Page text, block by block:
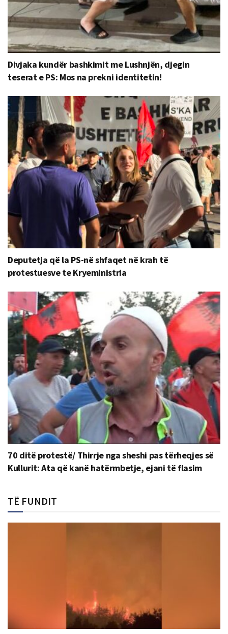
Divjaka kundër bashkimit me Lushnjën, djegin
teserat e PS: Mos na prekni identitetin!
Deputetja që la PS-në shfaqet në krah të
protestuesve te Kryeministria
70 ditë protestë/ Thirrje nga sheshi pas tërheqjes së
Kullurit: Ata që kanë hatërmbetje, ejani të flasim
TË FUNDIT